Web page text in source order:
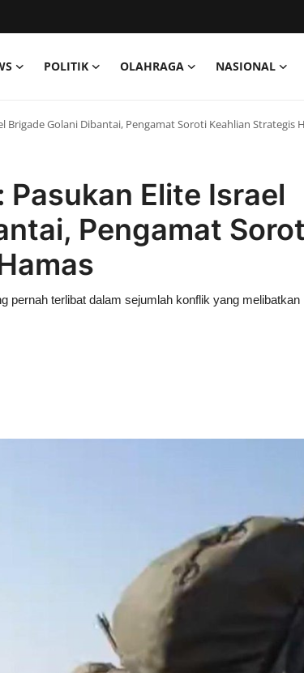
POLITIK OLAHRAGA NASIONAL
Brigade Golani Dibantai, Pengamat Soroti Keahlian Strategis
Elite Israel
Pengamat
pernah terlibat dalam sejumlah konflik yang melibatkan